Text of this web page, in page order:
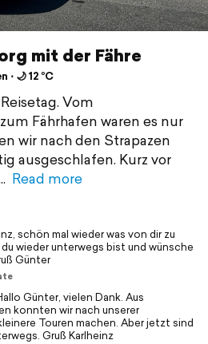
mit der Fähre
⋅ 🌙 12 °C
Vom
Fährhafen waren es nur
wir nach den Strapazen
ausgeschlafen. Kurz vor
Read more
schön mal wieder was von dir zu
wieder unterwegs bist und wünsche
Günter
Günter, vielen Dank. Aus
konnten wir nach unserer
Touren machen. Aber jetzt sind
Gruß Karlheinz